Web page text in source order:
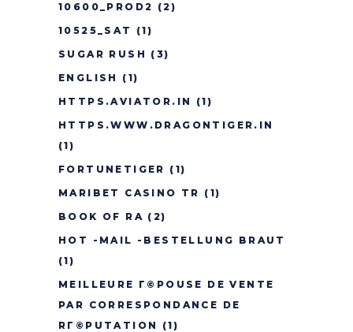
10600_PROD2 (2)
10525_SAT
(1)
SUGAR RUSH (3)
ENGLISH
(1)
HTTPS.AVIATOR.IN
(1)
HTTPS.WWW.DRAGONTIGER.IN
(1)
FORTUNETIGER (1)
MARIBET CASINO TR (1)
BOOK OF RA (2)
HOT -MAIL -BESTELLUNG BRAUT
(1)
MEILLEURE Г©POUSE DE VENTE
PAR CORRESPONDANCE DE
RГ©PUTATION
(1)